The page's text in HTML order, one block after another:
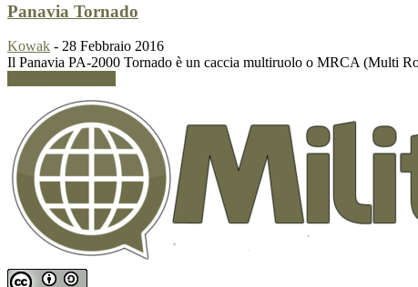
Panavia Tornado
Kowak - 28 Febbraio 2016
Il Panavia PA-2000 Tornado è un caccia multiruolo o MRCA (Multi